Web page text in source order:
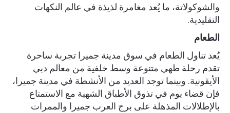
والشوكولاتة، ما يُعد مغامرة لذيذة في عالم النكهات
التقليدية.
الطعام
يُعد تناول الطعام في سوق مدينة جميرا تجربة ساحرة
تقدم رحلة طهي متنوعة وسط خلفية من معالم دبي
الأيقونية. وبينما توجد العديد من الأنشطة في مدينة جميرا،
فإن قضاء يوم في تذوق الأطباق الشهية مع الاستمتاع
بالإطلالات المذهلة على برج العرب جميرا والممرات